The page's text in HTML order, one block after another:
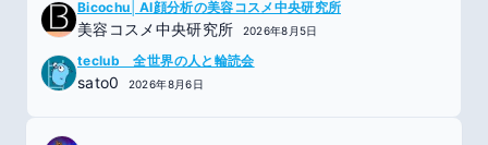
Bicochu│AI顔分析の美容コスメ中央研究所
美容コスメ中央研究所 2026年8月5日
teclub 全世界の人と輪読会
sato0 2026年8月6日